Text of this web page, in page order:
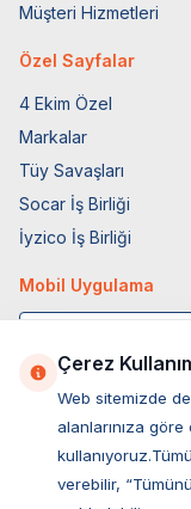
Müşteri Hizmetleri
Özel Sayfalar
4 Ekim Özel
Markalar
Tüy Savaşları
Socar İş Birliği
İyzico İş Birliği
Mobil Uygulama
Çerez
Web sitemizde
alanlarınıza
verebilir,